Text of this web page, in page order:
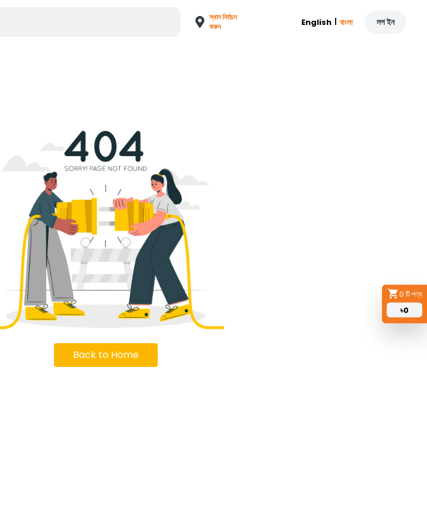
0 টি পণ্য
৳0
স্থান নির্বাচন
করুন
English | বাংলা লগ ইন
Back to Home